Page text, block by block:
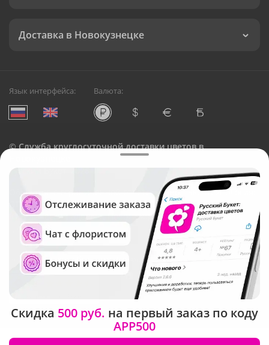
Доставка в Новокузнецке
Язык интерфейса: Валюта:
©Служба круглосуточной доставки цветов в
Русский Букет, 2026
Общество с ограниченной ответственностью «Технология»
ОГРН: 1195476081745, ИНН: 5410081997
Юридический адрес: г. Новосибирск, ул. Ипподромская,
д.42, оф. 3
Рейтинг Русского букета в г. Новокузнецк
Скидка 500 руб. на первый заказ по коду
APP500